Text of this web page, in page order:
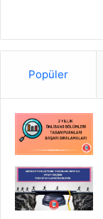
Popüler